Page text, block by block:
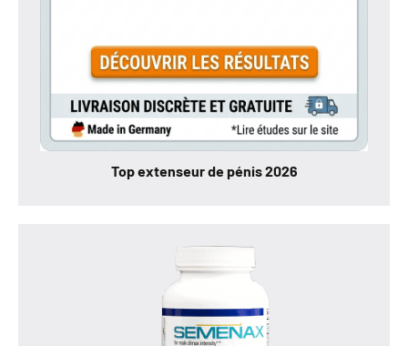
Top extenseur de pénis 2026